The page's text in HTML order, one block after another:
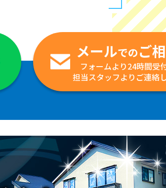
メールでのご
フォームより24時間受
担当スタッフよりご連絡